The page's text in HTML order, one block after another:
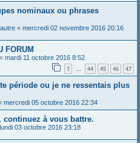
nominaux ou phrases
« mercredi 02 novembre 2016 20:16
FORUM
« mardi 11 octobre 2016 8:52
1 … 44 45 46 47
période ou je ne ressentais plus
mercredi 05 octobre 2016 22:34
à vous battre.
lundi 03 octobre 2016 23:18